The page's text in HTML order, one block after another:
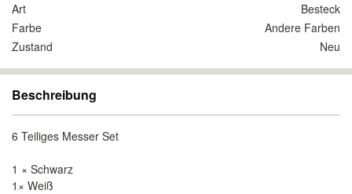
Art
Besteck
Farbe
Andere Farben
Zustand
Neu
Beschreibung
6 Teiliges Messer Set
1 × Schwarz
1× Weiß